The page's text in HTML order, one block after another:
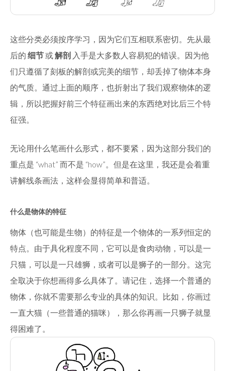
这些分类必须按序学习，因为它们互相联系密切。先从最
后的 细节或解剖 入手是大多数人容易犯的错误。因为他
们只遵循了刻板的解剖或完美的细节，却丢掉了物体本身
的气质。通过上面的顺序，也折射出了我们观察物体的逻
辑，所以把握好前三个特征画出来的东西绝对比后三个特
征强。
无论用什么笔画什么形式，都不要紧，因为这部分我们的
重点是 “what” 而不是 “how”。但是在这里，我还是会着重
讲解线条画法，这样会显得简单和普适。
什么是物体的特征
物体（也可能是生物）的特征是一个物体的一系列恒定的
特点。由于具化程度不同，它可以是食肉动物，可以是一
只猫，可以是一只雄狮，或者可以是狮子的一部分。这完
全取决于你想画得多么具体了。请记住，选择一个普通的
物体，你就不需要那么专业的具体的知识。比如，你画过
一直大猫（一些普通的猫咪），那么你再画一只狮子就显
得困难了。